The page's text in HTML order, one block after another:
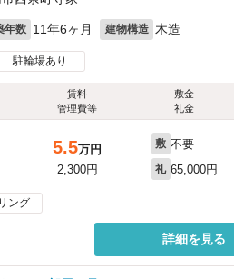
年数 11年6ヶ月 建物構造 木造
駐輪場あり
賃料
管理費等
敷金
礼金
5.5万円
2,300円
敷 不要
礼 65,000円
ング
詳細を見る